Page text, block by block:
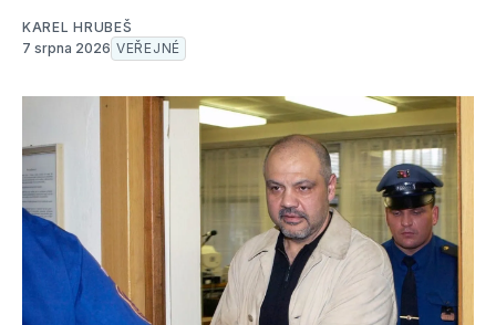
KAREL HRUBEŠ
7 srpna 2026 VEŘEJNÉ